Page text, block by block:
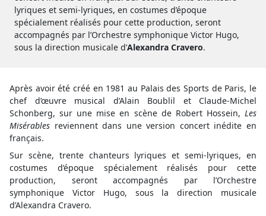
lyriques et semi-lyriques, en costumes d’époque
spécialement réalisés pour cette production, seront
accompagnés par l’Orchestre symphonique Victor Hugo,
sous la direction musicale d’Alexandra Cravero.
Après avoir été créé en 1981 au Palais des Sports de Paris, le
chef d’œuvre musical d’Alain Boublil et Claude-Michel
Schonberg, sur une mise en scène de Robert Hossein, Les
Misérables reviennent dans une version concert inédite en
français.
Sur scène, trente chanteurs lyriques et semi-lyriques, en
costumes d’époque spécialement réalisés pour cette
production, seront accompagnés par l’Orchestre
symphonique Victor Hugo, sous la direction musicale
d’Alexandra Cravero.